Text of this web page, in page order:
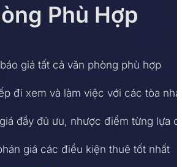
Phù Hợp
giá tất cả văn phòng phù hợp
đi xem và làm việc với các tòa nhà
đầy đủ ưu, nhược điểm từng lựa
giá các điều kiện thuê tốt nhất